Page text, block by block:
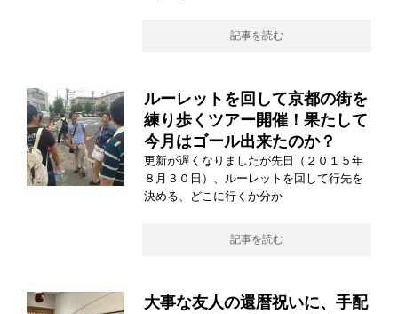
記事を読む
ルーレットを回して京都の街を
練り歩くツアー開催！果たして
今月はゴール出来たのか？
更新が遅くなりましたが先日（２０１５年
８月３０日）、ルーレットを回して行先を
決める、どこに行くか分か
記事を読む
大事な友人の還暦祝いに、手配